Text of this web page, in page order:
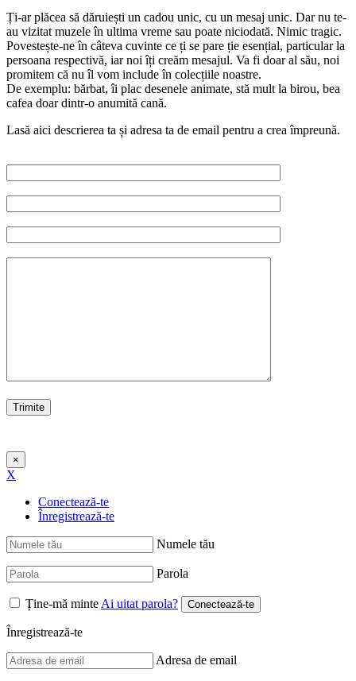
Ți-ar plăcea să dăruiești un cadou unic, cu un mesaj unic. Dar nu te-
au vizitat muzele în ultima vreme sau poate niciodată. Nimic tragic.
Povestește-ne în câteva cuvinte ce ți se pare ție esențial, particular la
persoana respectivă, iar noi îți creăm mesajul. Va fi doar al său, noi
promitem că nu îl vom include în colecțiile noastre.
De exemplu: bărbat, îi plac desenele animate, stă mult la birou, bea
cafea doar dintr-o anumită cană.
Lasă aici descrierea ta și adresa ta de email pentru a crea împreună.
×
X
Conectează-te
Înregistrează-te
Numele tău
Parola
Ține-mă minte Ai uitat parola?
Înregistrează-te
Adresa de email